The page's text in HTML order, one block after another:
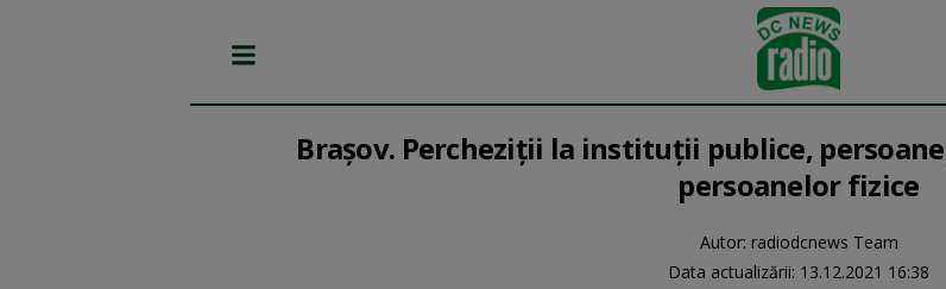
Brașov. Percheziții la instituții publice,
persoanelor fizice
Autor: radiodcnews Team
Data actualizării: 13.12.2021 16:38